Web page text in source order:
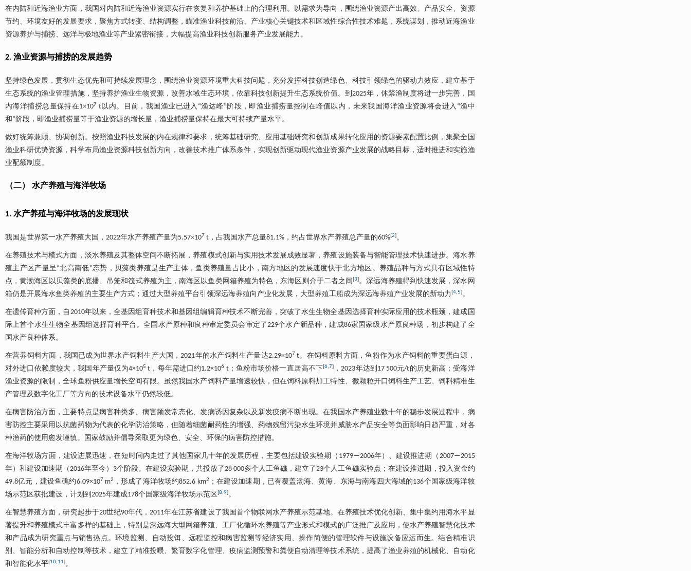
在内陆和近海渔业方面，我国对内陆和近海渔业资源实行在恢复和养护基础上的合理利用。以需求为导向，围绕渔业资源产出高效、产品安全、资源
节约、环境友好的发展要求，聚焦方式转变、结构调整，瞄准渔业科技前沿、产业核心关键技术和区域性综合性技术难题，系统谋划，推动近海渔业
资源养护与捕捞、远洋与极地渔业等产业紧密衔接，大幅提高渔业科技创新服务产业发展能力。
2. 渔业资源与捕捞的发展趋势
坚持绿色发展，贯彻生态优先和可持续发展理念，围绕渔业资源环境重大科技问题，充分发挥科技创造绿色、科技引领绿色的驱动力效应，建立基于
生态系统的渔业管理措施，坚持养护渔业生物资源，改善水域生态环境，依靠科技创新提升生态系统价值。到2025年，休禁渔制度将进一步完善，国
内海洋捕捞总量保持在1×107 t以内。目前，我国渔业已进入“渔达峰”阶段，即渔业捕捞量控制在峰值以内，未来我国海洋渔业资源将会进入“渔中
和”阶段，即渔业捕捞量等于渔业资源的增长量，渔业捕捞量保持在最大可持续产量水平。
做好统筹兼顾、协调创新。按照渔业科技发展的内在规律和要求，统筹基础研究、应用基础研究和创新成果转化应用的资源要素配置比例，集聚全国
渔业科研优势资源，科学布局渔业资源科技创新方向，改善技术推广体系条件，实现创新驱动现代渔业资源产业发展的战略目标，适时推进和实施渔
业配额制度。
（二） 水产养殖与海洋牧场
1. 水产养殖与海洋牧场的发展现状
我国是世界第一水产养殖大国，2022年水产养殖产量为5.57×107 t，占我国水产总量81.1%，约占世界水产养殖总产量的60%[2]。
在养殖技术与模式方面，淡水养殖及其整体空间不断拓展，养殖模式创新与实用技术发展成效显著，养殖设施装备与智能管理技术快速进步。海水养
殖主产区产量呈“北高南低”态势，贝藻类养殖是生产主体，鱼类养殖量占比小，南方地区的发展速度快于北方地区。养殖品种与方式具有区域性特
点，黄渤海区以贝藻类的底播、吊笼和筏式养殖为主，南海区以鱼类网箱养殖为特色，东海区则介于二者之间[3]。深远海养殖得到快速发展，深水网
箱仍是开展海水鱼类养殖的主要生产方式；通过大型养殖平台引领深远海养殖向产业化发展，大型养殖工船成为深远海养殖产业发展的新动力 [4,5]。
在遗传育种方面，自2010年以来，全基因组育种技术和基因组编辑育种技术不断完善，突破了水生生物全基因选择育种实际应用的技术瓶颈，建成国
际上首个水生生物全基因组选择育种平台。全国水产原种和良种审定委员会审定了229个水产新品种，建成86家国家级水产原良种场，初步构建了全
国水产良种体系。
在营养饲料方面，我国已成为世界水产饲料生产大国，2021年的水产饲料生产量达2.29×107 t。在饲料原料方面，鱼粉作为水产饲料的重要蛋白源，
对外进口依赖度较大，我国年产量仅为4×105 t，每年需进口约1.2×106 t；鱼粉市场价格一直居高不下[6,7]
，2023年达到17 500元/t的历史新高；受海洋
渔业资源的限制，全球鱼粉供应量增长空间有限。虽然我国水产饲料产量增速较快，但在饲料原料加工特性、微颗粒开口饲料生产工艺、饲料精准生
产管理及数字化工厂等方向的技术设备水平仍然较低。
在病害防治方面，主要特点是病害种类多、病害频发常态化、发病诱因复杂以及新发疫病不断出现。在我国水产养殖业数十年的稳步发展过程中，病
害防控主要采用以抗菌药物为代表的化学防治策略，但随着细菌耐药性的增强、药物残留污染水生环境并威胁水产品安全等负面影响日趋严重，对各
种渔药的使用愈发谨慎。国家鼓励并倡导采取更为绿色、安全、环保的病害防控措施。
在海洋牧场方面，建设进展迅速，在短时间内走过了其他国家几十年的发展历程，主要包括建设实验期（1979—2006年）、建设推进期（2007—2015
年）和建设加速期（2016年至今）3个阶段。在建设实验期，共投放了28 000多个人工鱼礁，建立了23个人工鱼礁实验点；在建设推进期，投入资金约
49.8亿元，建设鱼礁约6.09×107 m2 ，形成了海洋牧场约852.6 km2
；在建设加速期，已有覆盖渤海、黄海、东海与南海四大海域的136个国家级海洋牧
场示范区获批建设，计划到2025年建成178个国家级海洋牧场示范区[8,9]。
在智慧养殖方面，研究起步于20世纪90年代，2011年在江苏省建设了我国首个物联网水产养殖示范基地。在养殖技术优化创新、集中集约用海水平显
著提升和养殖模式丰富多样的基础上，特别是深远海大型网箱养殖、工厂化循环水养殖等产业形式和模式的广泛推广及应用，使水产养殖智慧化技术
和产品成为研究重点与销售热点。环境监测、自动投饵、远程监控和病害监测等经济实用、操作简便的管理软件与设施设备应运而生。结合精准识
别、智能分析和自动控制等技术，建立了精准投喂、繁育数字化管理、疫病监测预警和粪便自动清理等技术系统，提高了渔业养殖的机械化、自动化
和智能化水平[10,11]。